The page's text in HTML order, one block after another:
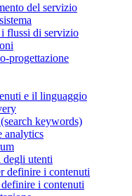
del servizio
i flussi di servizio
progettazione
e il linguaggio
keywords)
analytics
degli utenti
definire i contenuti
i contenuti